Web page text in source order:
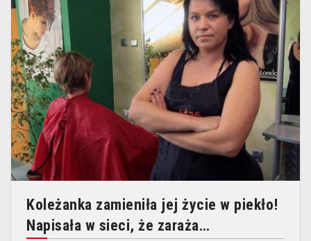
Koleżanka zamieniła jej życie w piekło!
Napisała w sieci, że zaraża…